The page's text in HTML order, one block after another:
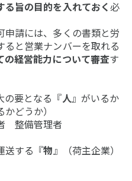
る旨の目的を入れておく必
請には、多くの書類と労
と営業ナンバーを取れる
の経営能力について審査す
の要となる『人』がいるか
どうか）
整備管理者
送する『物』（荷主企業）